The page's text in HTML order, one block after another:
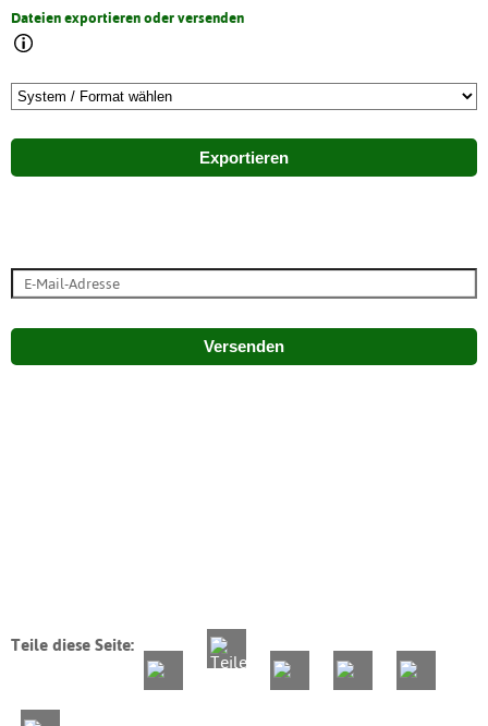
Dateien exportieren oder versenden
Exportieren
Versenden
Teile diese Seite: